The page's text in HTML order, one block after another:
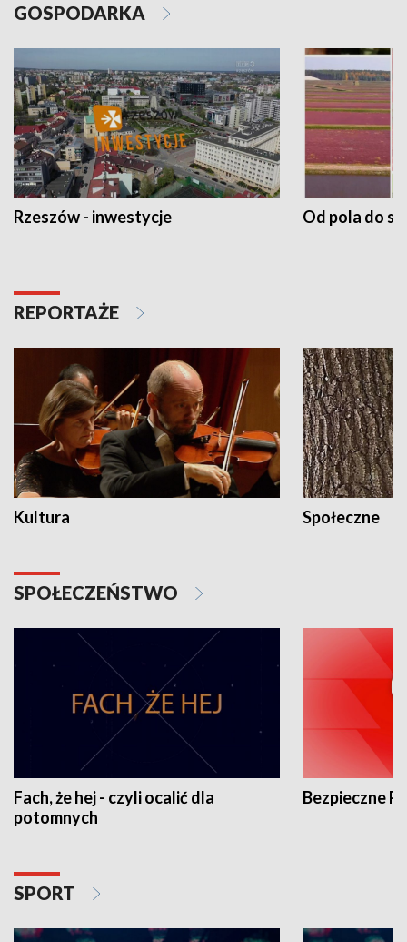
GOSPODARKA
Rzeszów - inwestycje Od pola do
REPORTAŻE
Kultura Społeczne
SPOŁECZEŃSTWO
Fach, że hej - czyli ocalić dla
potomnych
Bezpieczne
SPORT